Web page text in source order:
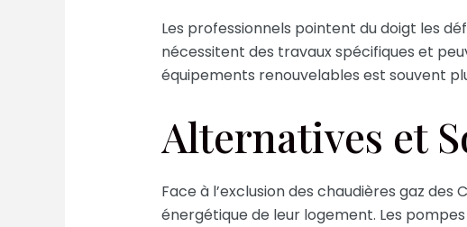
Les professionnels pointent du doigt les
nécessitent des travaux spécifiques et
équipements renouvelables est souvent
Alternatives et
Face à l’exclusion des chaudières gaz
énergétique de leur logement. Les